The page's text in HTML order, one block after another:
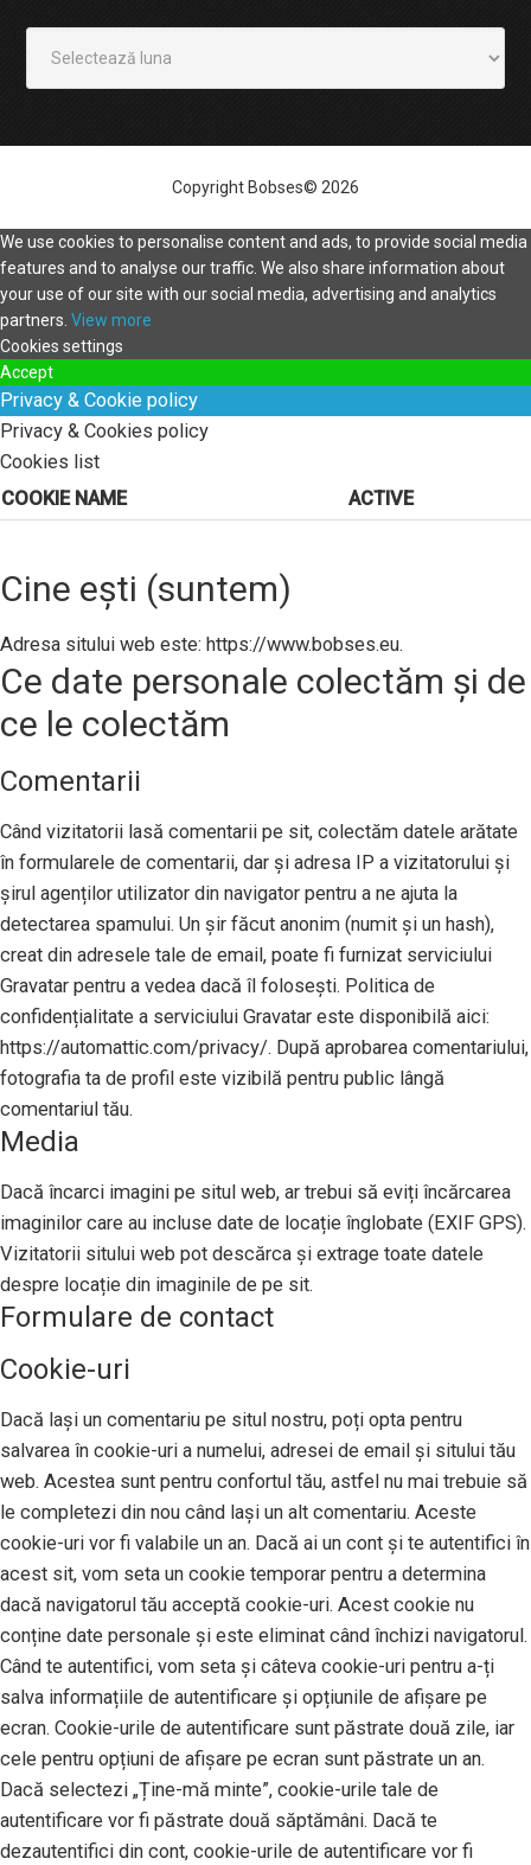
Copyright Bobses© 2026
We use cookies to personalise content and ads, to provide social media
features and to analyse our traffic. We also share information about
your use of our site with our social media, advertising and analytics
partners. View more
Cookies settings
Accept
Privacy & Cookie policy
Privacy & Cookies policy
Cookies list
COOKIE NAME
ACTIVE
Cine ești (suntem)
Adresa sitului web este: https://www.bobses.eu.
Ce date personale colectăm și de
ce le colectăm
Comentarii
Când vizitatorii lasă comentarii pe sit, colectăm datele arătate
în formularele de comentarii, dar și adresa IP a vizitatorului și
șirul agenților utilizator din navigator pentru a ne ajuta la
detectarea spamului. Un șir făcut anonim (numit și un hash),
creat din adresele tale de email, poate fi furnizat serviciului
Gravatar pentru a vedea dacă îl folosești. Politica de
confidențialitate a serviciului Gravatar este disponibilă aici:
https://automattic.com/privacy/. După aprobarea comentariului,
fotografia ta de profil este vizibilă pentru public lângă
comentariul tău.
Media
Dacă încarci imagini pe situl web, ar trebui să eviți încărcarea
imaginilor care au incluse date de locație înglobate (EXIF GPS).
Vizitatorii sitului web pot descărca și extrage toate datele
despre locație din imaginile de pe sit.
Formulare de contact
Cookie-uri
Dacă lași un comentariu pe situl nostru, poți opta pentru
salvarea în cookie-uri a numelui, adresei de email și sitului tău
web. Acestea sunt pentru confortul tău, astfel nu mai trebuie să
le completezi din nou când lași un alt comentariu. Aceste
cookie-uri vor fi valabile un an. Dacă ai un cont și te autentifici în
acest sit, vom seta un cookie temporar pentru a determina
dacă navigatorul tău acceptă cookie-uri. Acest cookie nu
conține date personale și este eliminat când închizi navigatorul.
Când te autentifici, vom seta și câteva cookie-uri pentru a-ți
salva informațiile de autentificare și opțiunile de afișare pe
ecran. Cookie-urile de autentificare sunt păstrate două zile, iar
cele pentru opțiuni de afișare pe ecran sunt păstrate un an.
Dacă selectezi „Ține-mă minte”, cookie-urile tale de
autentificare vor fi păstrate două săptămâni. Dacă te
dezautentifici din cont, cookie-urile de autentificare vor fi